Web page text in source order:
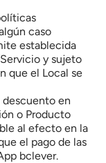
caso
establecida
y sujeto
que el Local se
descuento en
o Producto
al efecto en la
el pago de las
bclever.